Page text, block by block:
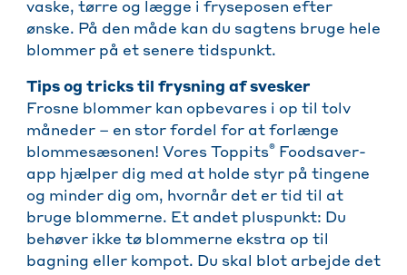
vaske, tørre og lægge i fryseposen efter
ønske. På den måde kan du sagtens bruge hele
blommer på et senere tidspunkt.
Tips og tricks til frysning af svesker
Frosne blommer kan opbevares i op til tolv
måneder – en stor fordel for at forlænge
blommesæsonen! Vores Toppits® Foodsaver-
app hjælper dig med at holde styr på tingene
og minder dig om, hvornår det er tid til at
bruge blommerne. Et andet pluspunkt: Du
behøver ikke tø blommerne ekstra op til
bagning eller kompot. Du skal blot arbejde det